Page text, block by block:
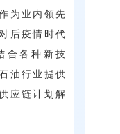
为业内领先
后疫情时代
合各种新技
油行业提供
应链计划解